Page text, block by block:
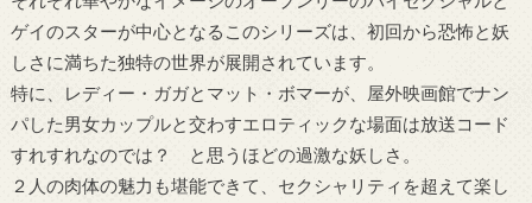
ゲイのスターが中心となるこのシリーズは、初回から恐怖と妖
しさに満ちた独特の世界が展開されています。
特に、レディー・ガガとマット・ボマーが、屋外映画館でナン
パした男女カップルと交わすエロティックな場面は放送コード
すれすれなのでは？ と思うほどの過激な妖しさ。
２人の肉体の魅力も堪能できて、セクシャリティを超えて楽し